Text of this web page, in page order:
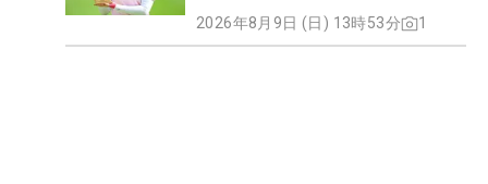
りがたいですよね。私、変なこだわりが多くて
（笑）」
2026年8月9日 (日) 13時53分 1